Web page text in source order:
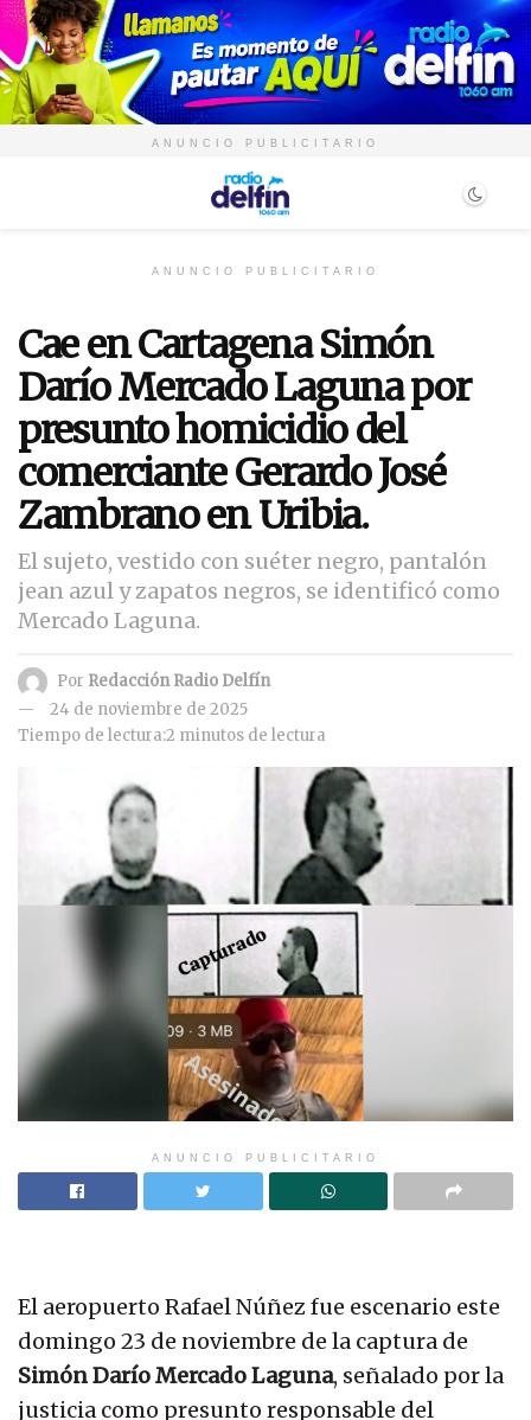
ANUNCIO PUBLICITARIO
ANUNCIO PUBLICITARIO
Cae en Cartagena Simón
Darío Mercado Laguna por
presunto homicidio del
comerciante Gerardo José
Zambrano en Uribia.
El sujeto, vestido con suéter negro, pantalón
jean azul y zapatos negros, se identificó como
Mercado Laguna.
Por Redacción Radio Delfín
24 de noviembre de 2025
Tiempo de lectura:2 minutos de lectura
ANUNCIO PUBLICITARIO
El aeropuerto Rafael Núñez fue escenario este
domingo 23 de noviembre de la captura de
Simón Darío Mercado Laguna, señalado por la
justicia como presunto responsable del